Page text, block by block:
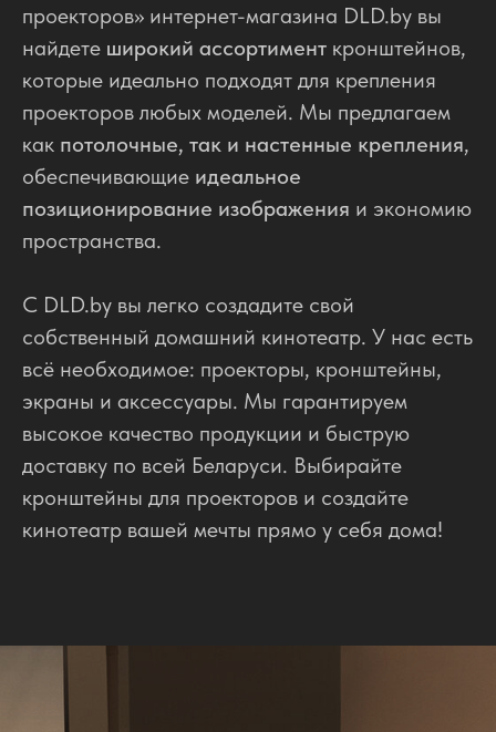
проекторов» интернет-магазина DLD.by вы
найдете широкий ассортимент кронштейнов,
которые идеально подходят для крепления
проекторов любых моделей. Мы предлагаем
как потолочные, так и настенные крепления,
обеспечивающие идеальное
позиционирование изображения и экономию
пространства.
С DLD.by вы легко создадите свой
собственный домашний кинотеатр. У нас есть
всё необходимое: проекторы, кронштейны,
экраны и аксессуары. Мы гарантируем
высокое качество продукции и быструю
доставку по всей Беларуси. Выбирайте
кронштейны для проекторов и создайте
кинотеатр вашей мечты прямо у себя дома!